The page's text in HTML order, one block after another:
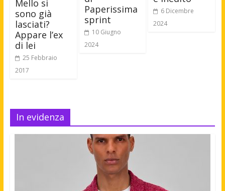
Mello si
sono già
lasciati?
Appare l’ex
di lei
25 Febbraio
2017
Paperissima
sprint
10 Giugno
2024
6 Dicembre
2024
In evidenza